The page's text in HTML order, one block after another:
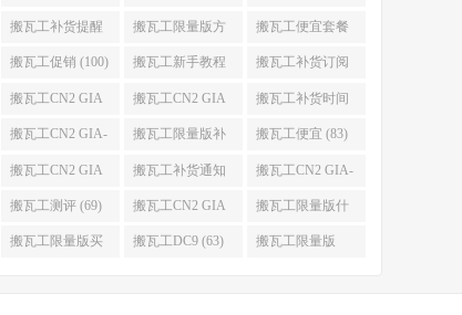
(128) (126)
搬瓦工补货提醒
(106)
搬瓦工限量版方
案 (106)
搬瓦工便宜套餐
(103)
搬瓦工促销 (100) 搬瓦工新手教程
(98)
搬瓦工补货订阅
(98)
搬瓦工CN2 GIA
便宜方案 (92)
搬瓦工CN2 GIA
限量版 (90)
搬瓦工补货时间
(89)
搬瓦工CN2 GIA-
E限量版 (84)
搬瓦工限量版补
货 (84)
搬瓦工便宜 (83)
搬瓦工CN2 GIA
优惠 (82)
搬瓦工补货通知
QQ群 (76)
搬瓦工CN2 GIA-
E便宜套餐 (76)
搬瓦工测评 (69) 搬瓦工CN2 GIA
限量版补货 (67)
搬瓦工限量版什
么时候补货 (67)
搬瓦工限量版买 搬瓦工DC9 (63) 搬瓦工限量版